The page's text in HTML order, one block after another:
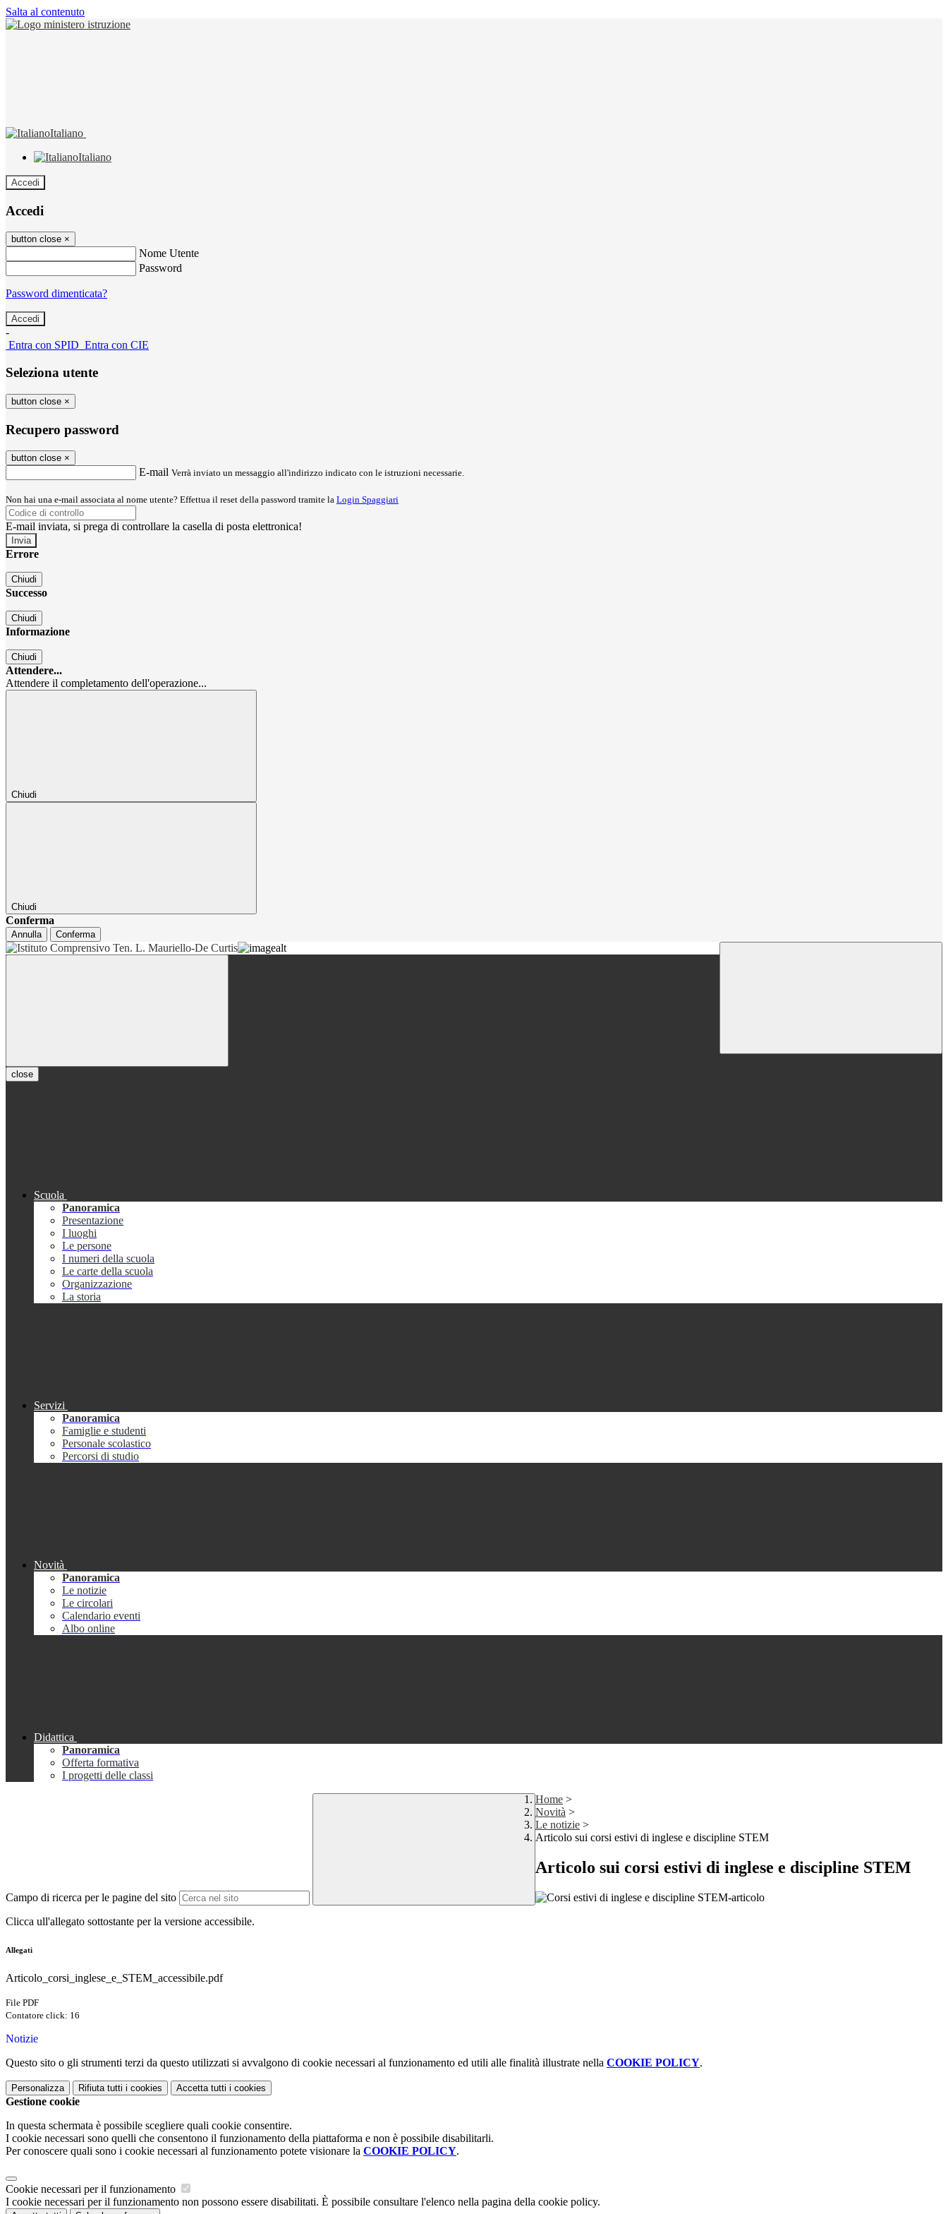
Salta al contenuto
Italiano
Italiano
Accedi
Accedi
button close ×
Nome Utente
Password
Password dimenticata?
-
Entra con SPID Entra con CIE
Seleziona utente
button close ×
Recupero password
button close ×
E-mail Verrà inviato un messaggio all'indirizzo indicato con le istruzioni necessarie.
Non hai una e-mail associata al nome utente? Effettua il reset della password tramite la Login Spaggiari
E-mail inviata, si prega di controllare la casella di posta elettronica!
Errore
Chiudi
Successo
Chiudi
Informazione
Chiudi
Attendere...
Attendere il completamento dell'operazione...
Chiudi
Chiudi
Conferma
Annulla Conferma
close
Scuola
Panoramica
Presentazione
I luoghi
Le persone
I numeri della scuola
Le carte della scuola
Organizzazione
La storia
Servizi
Panoramica
Famiglie e studenti
Personale scolastico
Percorsi di studio
Novità
Panoramica
Le notizie
Le circolari
Calendario eventi
Albo online
Didattica
Panoramica
Offerta formativa
I progetti delle classi
Campo di ricerca per le pagine del sito
Home >
Novità >
Le notizie >
Articolo sui corsi estivi di inglese e discipline STEM
Articolo sui corsi estivi di inglese e discipline STEM
Clicca ull'allegato sottostante per la versione accessibile.
Allegati
Articolo_corsi_inglese_e_STEM_accessibile.pdf
File PDF
Contatore click: 16
Notizie
Questo sito o gli strumenti terzi da questo utilizzati si avvalgono di cookie necessari al funzionamento ed utili alle finalità illustrate nella COOKIE POLICY.
Personalizza Rifiuta tutti i cookies Accetta tutti i cookies
Gestione cookie
In questa schermata è possibile scegliere quali cookie consentire.
I cookie necessari sono quelli che consentono il funzionamento della piattaforma e non è possibile disabilitarli.
Per conoscere quali sono i cookie necessari al funzionamento potete visionare la COOKIE POLICY.
Cookie necessari per il funzionamento
I cookie necessari per il funzionamento non possono essere disabilitati. È possibile consultare l'elenco nella pagina della cookie policy.